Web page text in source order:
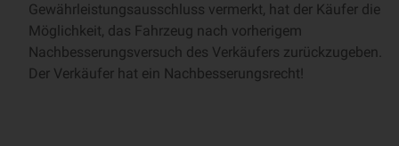
Gewährleistungsausschluss vermerkt, hat der Käufer die
Möglichkeit, das Fahrzeug nach vorherigem
Nachbesserungsversuch des Verkäufers zurückzugeben.
Der Verkäufer hat ein Nachbesserungsrecht!